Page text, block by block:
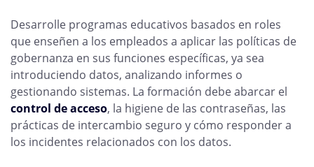
Desarrolle programas educativos basados en roles
que enseñen a los empleados a aplicar las políticas de
gobernanza en sus funciones específicas, ya sea
introduciendo datos, analizando informes o
gestionando sistemas. La formación debe abarcar el
control de acceso, la higiene de las contraseñas, las
prácticas de intercambio seguro y cómo responder a
los incidentes relacionados con los datos.